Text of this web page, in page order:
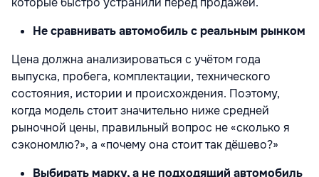
Не сравнивать автомобиль с реальным рынком
Цена должна анализироваться с учётом года
выпуска, пробега, комплектации, технического
состояния, истории и происхождения. Поэтому,
когда модель стоит значительно ниже средней
рыночной цены, правильный вопрос не «сколько я
сэкономлю?», а «почему она стоит так дёшево?»
Выбирать марку, а не подходящий автомобиль